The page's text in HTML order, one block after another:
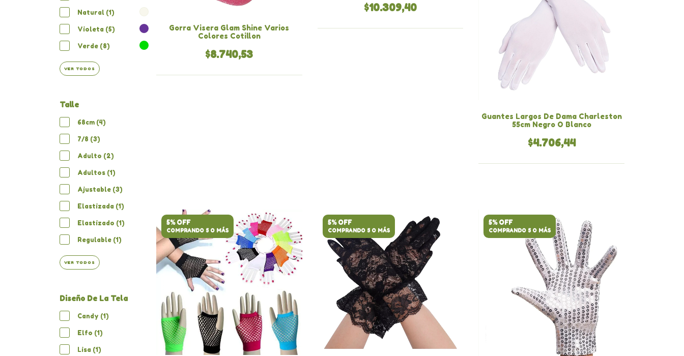
Natural (1)
Violeta (5)
Verde (8)
VER TODOS
Talle
68cm (4)
7/8 (3)
Adulto (2)
Adultos (1)
Ajustable (3)
Elastizada (1)
Elastizado (1)
Regulable (1)
VER TODOS
Diseño De La Tela
Candy (1)
Elfo (1)
Lisa (1)
Gorra Visera Glam Shine Varios
Colores Cotillon
$8.740,53
$10.309,40
Guantes Largos De Dama Charleston
55cm Negro O Blanco
$4.706,44
5% OFF
COMPRANDO 5 O MÁS
5% OFF
COMPRANDO 5 O MÁS
5% OFF
COMPRANDO 5 O MÁS